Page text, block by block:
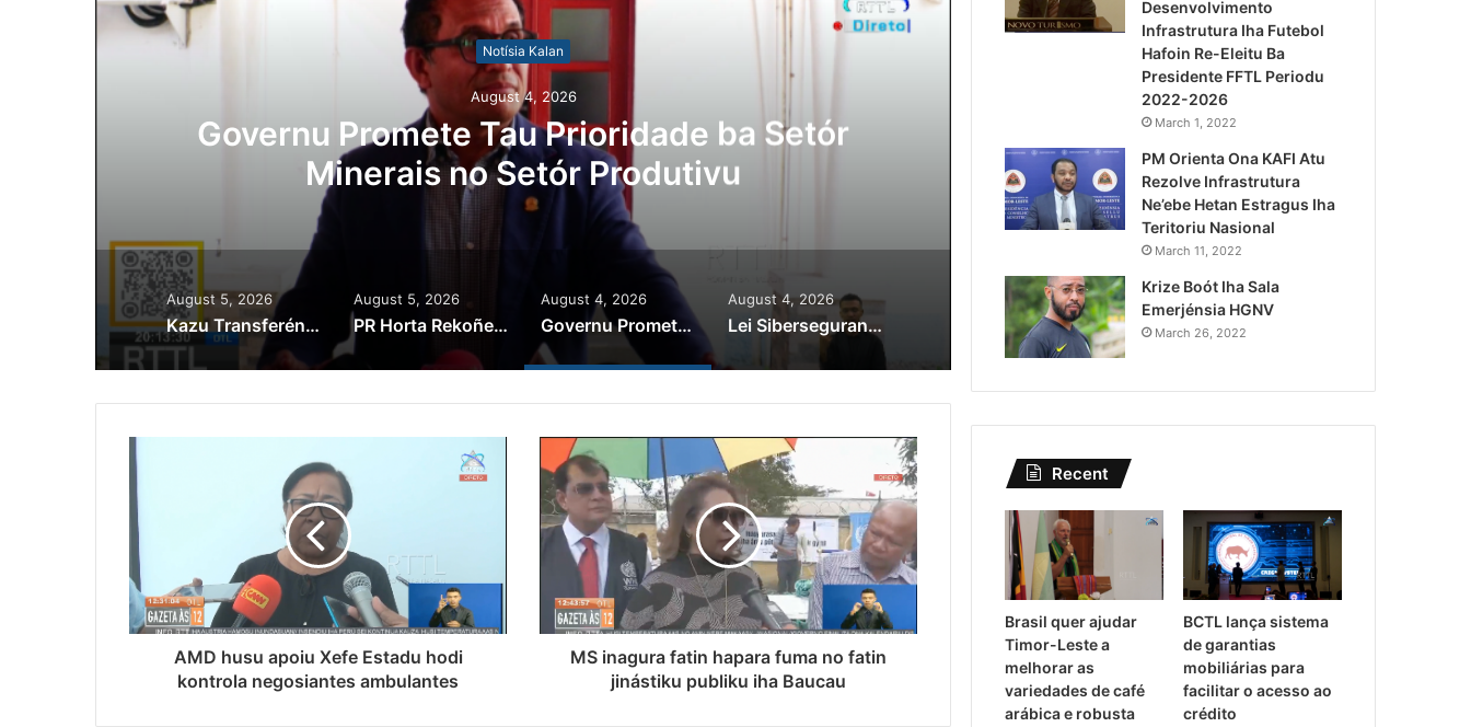
Notísia Kalan
August 4, 2026
Governu Promete Tau Prioridade ba Setór
Minerais no Setór Produtivu
Lei Siberseguransa Ajuda
Kaptura Autór Kriminozu
Estranjeiru
August 5, 2026
Kazu Transferénsia Osan Millaun 42 Husi Singapura, Advogadu Sei Halo Rekursu
August 5, 2026
PR Horta Rekoñese Timoroan Sira Iha Diáspora Nia Kontribuisaun
August 4, 2026
Governu Promete Tau Prioridade ba Setór Minerais no Setór Produtivu
August 4, 2026
Lei Siberseguransa Ajuda Autoridade Polisiál Kaptura Autór Kriminozu ho Paradeiru Iha Estranjeiru
AMD husu apoiu Xefe Estadu hodi
kontrola negosiantes ambulantes
MS inagura fatin hapara fuma no fatin
jinástiku publiku iha Baucau
Desenvolvimento
Infrastrutura Iha Futebol
Hafoin Re-Eleitu Ba
Presidente FFTL Periodu
2022-2026
March 1, 2022
PM Orienta Ona KAFI Atu
Rezolve Infrastrutura
Ne’ebe Hetan Estragus Iha
Teritoriu Nasional
March 11, 2022
Krize Boót Iha Sala
Emerjénsia HGNV
March 26, 2022
Recent
Brasil quer ajudar
Timor-Leste a
melhorar as
variedades de café
arábica e robusta
BCTL lança sistema
de garantias
mobiliárias para
facilitar o acesso ao
crédito